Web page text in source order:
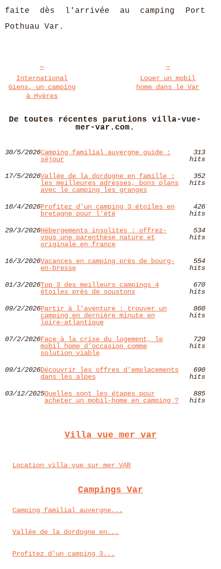
faite dès l'arrivée au camping Port
Pothuau Var.
International
Giens, un camping
à Hyères
Louer un mobil
home dans le Var
De toutes récentes parutions villa-vue-
mer-var.com.
30/5/2026Camping familial auvergne guide :
séjour
313
hits
17/5/2026Vallée de la dordogne en famille :
les meilleures adresses, bons plans
avec le camping les granges
352
hits
10/4/2026Profitez d'un camping 3 étoiles en
bretagne pour l'été
426
hits
29/3/2026Hébergements insolites : offrez-
vous une parenthèse nature et
originale en france
534
hits
16/3/2026Vacances en camping près de bourg-
en-bresse
554
hits
01/3/2026Top 3 des meilleurs campings 4
étoiles près de soustons
670
hits
09/2/2026Partir à l’aventure : trouver un
camping en dernière minute en
loire-atlantique
860
hits
07/2/2026Face à la crise du logement, le
mobil home d’occasion comme
solution viable
729
hits
09/1/2026Découvrir les offres d’emplacements
dans les alpes
690
hits
03/12/2025Quelles sont les étapes pour
acheter un mobil-home en camping ?
885
hits
Villa vue mer var
Location villa vue sur mer VAR
Campings Var
Camping familial auvergne...
Vallée de la dordogne en...
Profitez d'un camping 3...